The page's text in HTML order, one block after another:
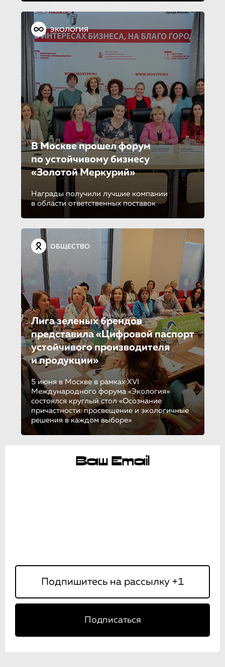
ЭКОЛОГИЯ
В Москве прошел форум
по устойчиво­му бизнесу
«Золотой Меркурий»
Награды получили лучшие компании
в области ответственных поставок
ОБЩЕСТВО
Лига зеленых брендов
представила «Цифровой паспорт
устойчивого производителя
и продукции»
5 июня в Москве в рамках XVI
Международного форума «Экология»
состоялся круглый стол «Осознание
причастности: просвещение и экологичные
решения в каждом выборе»
Ваш Email
Подписаться